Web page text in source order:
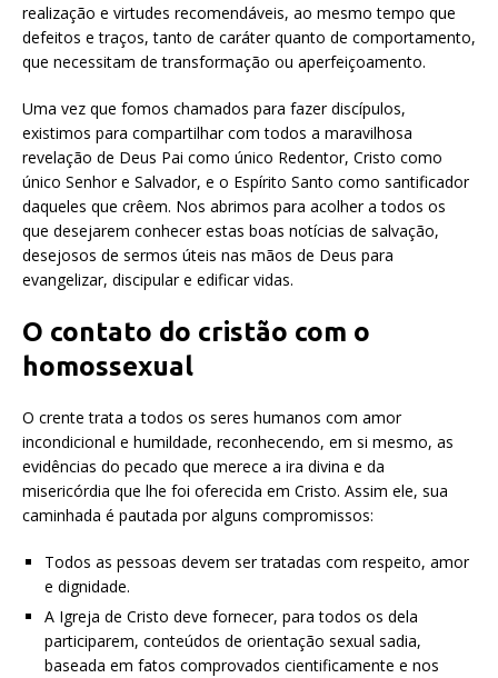
realização e virtudes recomendáveis, ao mesmo tempo que
defeitos e traços, tanto de caráter quanto de comportamento,
que necessitam de transformação ou aperfeiçoamento.
Uma vez que fomos chamados para fazer discípulos,
existimos para compartilhar com todos a maravilhosa
revelação de Deus Pai como único Redentor, Cristo como
único Senhor e Salvador, e o Espírito Santo como santificador
daqueles que crêem. Nos abrimos para acolher a todos os
que desejarem conhecer estas boas notícias de salvação,
desejosos de sermos úteis nas mãos de Deus para
evangelizar, discipular e edificar vidas.
O contato do cristão com o
homossexual
O crente trata a todos os seres humanos com amor
incondicional e humildade, reconhecendo, em si mesmo, as
evidências do pecado que merece a ira divina e da
misericórdia que lhe foi oferecida em Cristo. Assim ele, sua
caminhada é pautada por alguns compromissos:
Todos as pessoas devem ser tratadas com respeito, amor
e dignidade.
A Igreja de Cristo deve fornecer, para todos os dela
participarem, conteúdos de orientação sexual sadia,
baseada em fatos comprovados cientificamente e nos